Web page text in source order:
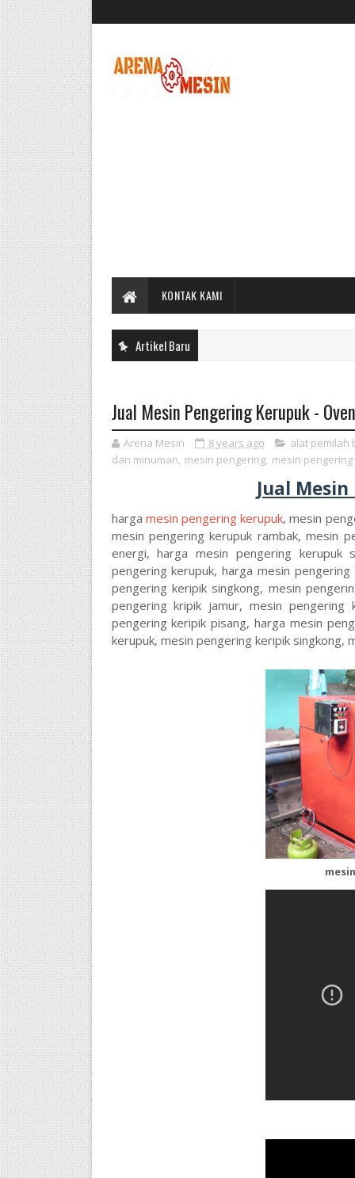
KONTAK KAMI
Artikel Baru
Jual Mesin Pengering Kerupuk -
Arena Mesin 8 years ago
alat pemilah
dan minuman, mesin pengering, mesin
Jual
harga mesin pengering kerupuk, mesin
mesin pengering kerupuk rambak, mesin
energi, harga mesin pengering kerupuk
pengering kerupuk, harga mesin
pengering keripik singkong, mesin
pengering kripik jamur, mesin pengering
pengering keripik pisang, harga mesin
kerupuk, mesin pengering keripik singkong,